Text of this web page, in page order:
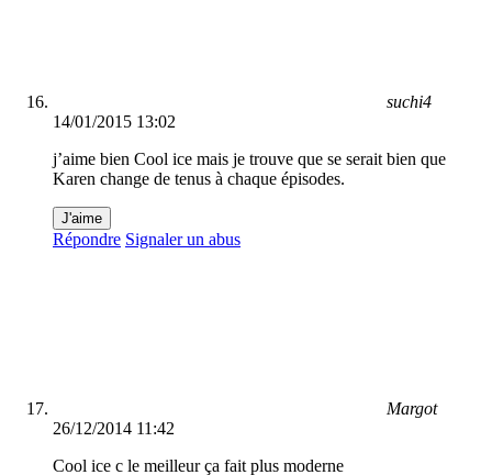
suchi4
14/01/2015 13:02
j’aime bien Cool ice mais je trouve que se serait bien que
Karen change de tenus à chaque épisodes.
J'aime
Répondre Signaler un abus
Margot
26/12/2014 11:42
Cool ice c le meilleur ça fait plus moderne